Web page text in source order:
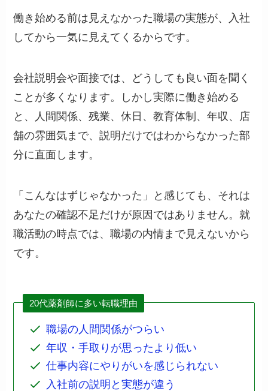
働き始める前は見えなかった職場の実態が、入社
してから一気に見えてくるからです。
会社説明会や面接では、どうしても良い面を聞く
ことが多くなります。しかし実際に働き始める
と、人間関係、残業、休日、教育体制、年収、店
舗の雰囲気まで、説明だけではわからなかった部
分に直面します。
「こんなはずじゃなかった」と感じても、それは
あなたの確認不足だけが原因ではありません。就
職活動の時点では、職場の内情まで見えないから
です。
20代薬剤師に多い転職理由
職場の人間関係がつらい
年収・手取りが思ったより低い
仕事内容にやりがいを感じられない
入社前の説明と実態が違う